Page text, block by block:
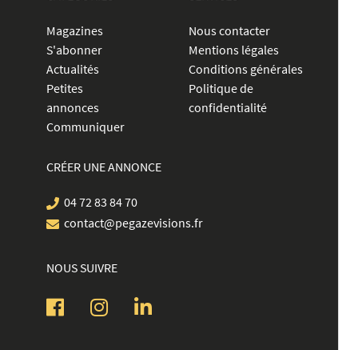
Magazines
S'abonner
Actualités
Petites
annonces
Communiquer
Nous contacter
Mentions légales
Conditions générales
Politique de
confidentialité
CRÉER UNE ANNONCE
04 72 83 84 70
contact@pegazevisions.fr
NOUS SUIVRE